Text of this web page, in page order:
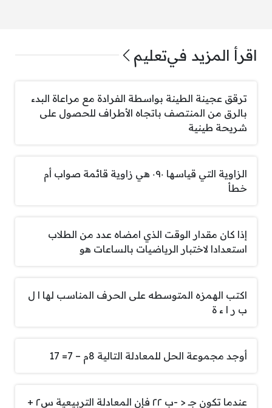
اقرأ المزيد فيتعليم
ترقق عجينة الطينة بواسطة الفرادة مع مراعاة البدء
بالرق من المنتصف باتجاه الأطراف للحصول على
شريحة طينية
الزاوية التي قياسها ٠٩٠ هي زاوية قائمة صواب أم
خطأ
إذا كان مقدار الوقت الذي امضاه عدد من الطلاب
استعدادا لاختبار الرياضيات بالساعات هو
اكتب الهمزه المتوسطه على الحرف المناسب لها ا ل
ب ر ا ء ة
أوجد مجموعة الحل للمعادلة التالية 8م – 7= 17
عندما تكون جـ < -ب ٢٢ فإن المعادلة التربيعية س٢ +